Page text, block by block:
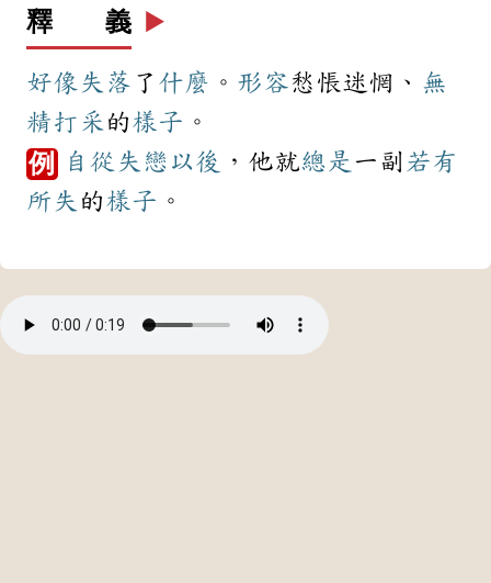
釋 義 ▶️
好像 失落 了 什麼 。 形容愁悵迷惘、 無
精打采 的樣子 。
例 自從 失戀 以後 ，他就總是 一副 若有
所失 的樣子 。